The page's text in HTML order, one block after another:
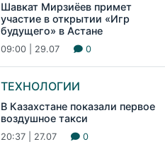
Шавкат Мирзиёев примет
участие в открытии «Игр
будущего» в Астане
09:00 | 29.07 0
ТЕХНОЛОГИИ
В Казахстане показали первое
воздушное такси
20:37 | 27.07 0